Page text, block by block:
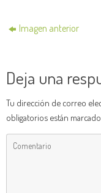
Imagen anterior
Deja una
Tu dirección de correo
obligatorios están